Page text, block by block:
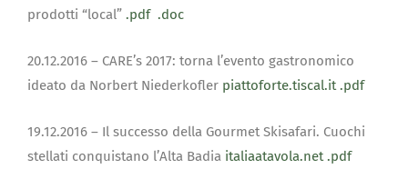
prodotti “local” .pdf .doc
20.12.2016 – CARE’s 2017: torna l’evento gastronomico
ideato da Norbert Niederkofler piattoforte.tiscal.it .pdf
19.12.2016 – Il successo della Gourmet Skisafari. Cuochi
stellati conquistano l’Alta Badia italiaatavola.net .pdf